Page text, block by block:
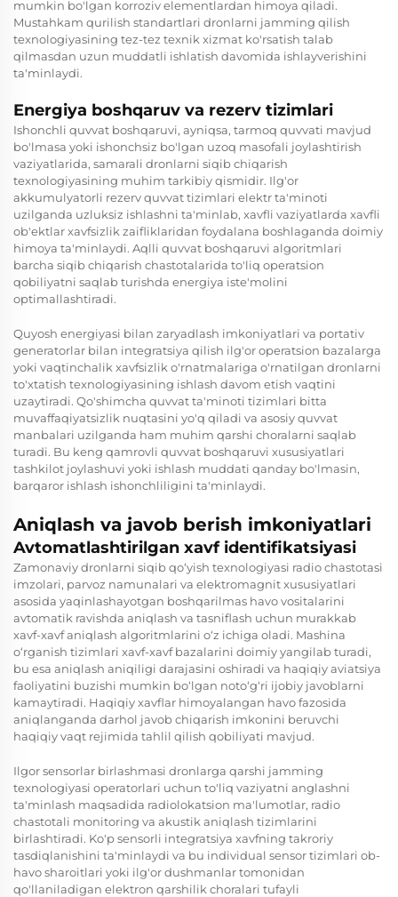
mumkin bo'lgan korroziv elementlardan himoya qiladi.
Mustahkam qurilish standartlari dronlarni jamming qilish
texnologiyasining tez-tez texnik xizmat ko'rsatish talab
qilmasdan uzun muddatli ishlatish davomida ishlayverishini
ta'minlaydi.
Energiya boshqaruv va rezerv tizimlari
Ishonchli quvvat boshqaruvi, ayniqsa, tarmoq quvvati mavjud
bo'lmasa yoki ishonchsiz bo'lgan uzoq masofali joylashtirish
vaziyatlarida, samarali dronlarni siqib chiqarish
texnologiyasining muhim tarkibiy qismidir. Ilg'or
akkumulyatorli rezerv quvvat tizimlari elektr ta'minoti
uzilganda uzluksiz ishlashni ta'minlab, xavfli vaziyatlarda xavfli
ob'ektlar xavfsizlik zaifliklaridan foydalana boshlaganda doimiy
himoya ta'minlaydi. Aqlli quvvat boshqaruvi algoritmlari
barcha siqib chiqarish chastotalarida to'liq operatsion
qobiliyatni saqlab turishda energiya iste'molini
optimallashtiradi.
Quyosh energiyasi bilan zaryadlash imkoniyatlari va portativ
generatorlar bilan integratsiya qilish ilg'or operatsion bazalarga
yoki vaqtinchalik xavfsizlik o'rnatmalariga o'rnatilgan dronlarni
to'xtatish texnologiyasining ishlash davom etish vaqtini
uzaytiradi. Qo'shimcha quvvat ta'minoti tizimlari bitta
muvaffaqiyatsizlik nuqtasini yo'q qiladi va asosiy quvvat
manbalari uzilganda ham muhim qarshi choralarni saqlab
turadi. Bu keng qamrovli quvvat boshqaruvi xususiyatlari
tashkilot joylashuvi yoki ishlash muddati qanday bo'lmasin,
barqaror ishlash ishonchliligini ta'minlaydi.
Aniqlash va javob berish imkoniyatlari
Avtomatlashtirilgan xavf identifikatsiyasi
Zamonaviy dronlarni siqib qo‘yish texnologiyasi radio chastotasi
imzolari, parvoz namunalari va elektromagnit xususiyatlari
asosida yaqinlashayotgan boshqarilmas havo vositalarini
avtomatik ravishda aniqlash va tasniflash uchun murakkab
xavf-xavf aniqlash algoritmlarini o‘z ichiga oladi. Mashina
o‘rganish tizimlari xavf-xavf bazalarini doimiy yangilab turadi,
bu esa aniqlash aniqiligi darajasini oshiradi va haqiqiy aviatsiya
faoliyatini buzishi mumkin bo‘lgan noto‘g‘ri ijobiy javoblarni
kamaytiradi. Haqiqiy xavflar himoyalangan havo fazosida
aniqlanganda darhol javob chiqarish imkonini beruvchi
haqiqiy vaqt rejimida tahlil qilish qobiliyati mavjud.
Ilgor sensorlar birlashmasi dronlarga qarshi jamming
texnologiyasi operatorlari uchun to'liq vaziyatni anglashni
ta'minlash maqsadida radiolokatsion ma'lumotlar, radio
chastotali monitoring va akustik aniqlash tizimlarini
birlashtiradi. Ko'p sensorli integratsiya xavfning takroriy
tasdiqlanishini ta'minlaydi va bu individual sensor tizimlari ob-
havo sharoitlari yoki ilg'or dushmanlar tomonidan
qo'llaniladigan elektron qarshilik choralari tufayli